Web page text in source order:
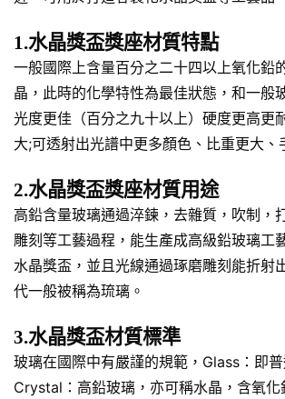
1.水晶獎盃獎座材質特點
一般國際上含量百分之二十四以上氧化鉛
晶，此時的化學特性為最佳狀態，和一般
光度更佳（百分之九十以上）硬度更高更
大;可透射出光譜中更多顏色、比重更大、
2.水晶獎盃獎座材質用途
高鉛含量玻璃通過淬鍊，去雜質，吹制，
雕刻等工藝過程，能生產成高級鉛玻璃工
水晶獎盃，並且光線通過琢磨雕刻能折射
代一般被稱為琉璃。
3.水晶獎盃材質標準
玻璃在國際中有嚴謹的規範，Glass：即
Crystal：高鉛玻璃，亦可稱水晶，含氧化